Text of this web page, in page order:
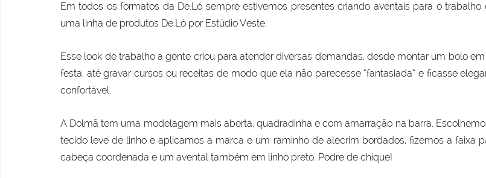
Em todos os formatos da De.Ló sempre estivemos presentes criando aventais para o trabalho
uma linha de produtos De.Ló por Estúdio Veste.
Esse look de trabalho a gente criou para atender diversas demandas, desde montar um bolo
festa, até gravar cursos ou receitas de modo que ela não parecesse “fantasiada” e ficasse
confortável.
A Dolmã tem uma modelagem mais aberta, quadradinha e com amarração na barra.
tecido leve de linho e aplicamos a marca e um raminho de alecrim bordados, fizemos a faixa
cabeça coordenada e um avental também em linho preto. Podre de chique!